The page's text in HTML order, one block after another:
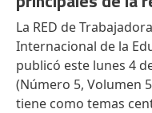
La RED de
Internacional de la
publicó este lunes 4
(Número 5, Volumen
tiene como temas